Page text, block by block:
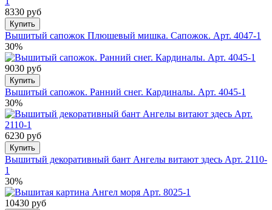
8330 руб
Купить
Вышитый сапожок Плюшевый мишка. Сапожок. Арт. 4047-1
30%
9030 руб
Купить
Вышитый сапожок. Ранний снег. Кардиналы. Арт. 4045-1
30%
6230 руб
Купить
Вышитый декоративный бант Ангелы витают здесь Арт. 2110-
1
30%
10430 руб